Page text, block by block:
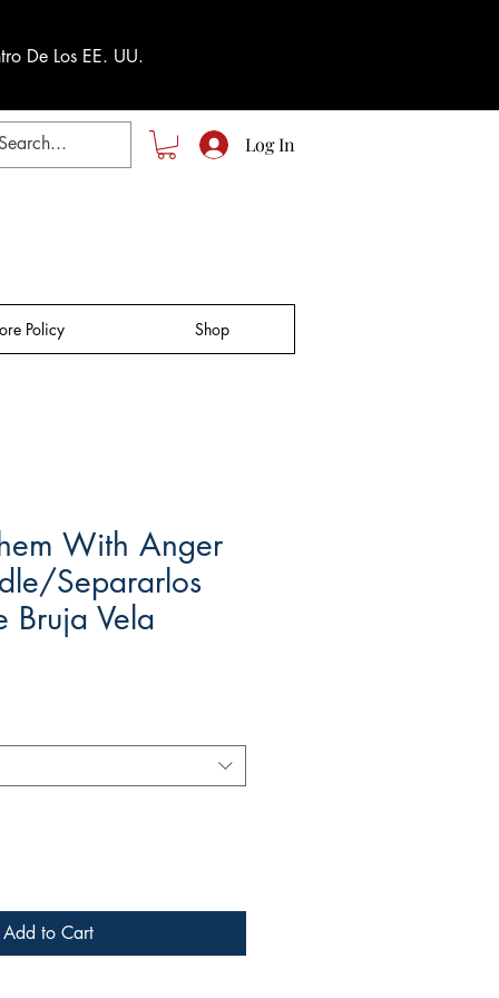
De Los EE. UU.
Log In
Policy Shop
With Anger
Separarlos
Bruja Vela
Add to Cart